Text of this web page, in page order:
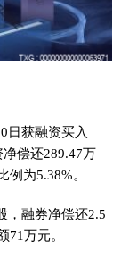
日获融资买入
偿还289.47万
为5.38%。
，融券净偿还2.5
万元。